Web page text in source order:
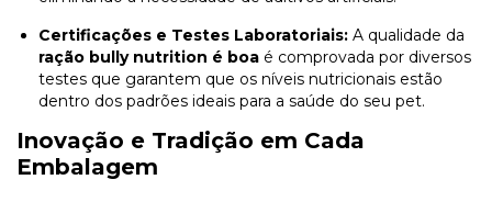
Certificações e Testes Laboratoriais: A qualidade da
ração bully nutrition é boa é comprovada por diversos
testes que garantem que os níveis nutricionais estão
dentro dos padrões ideais para a saúde do seu pet.
Inovação e Tradição em Cada
Embalagem